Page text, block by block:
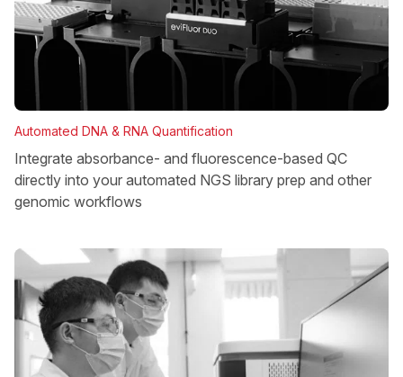
Automated DNA & RNA Quantification
Integrate absorbance- and fluorescence-based QC
directly into your automated NGS library prep and other
genomic workflows